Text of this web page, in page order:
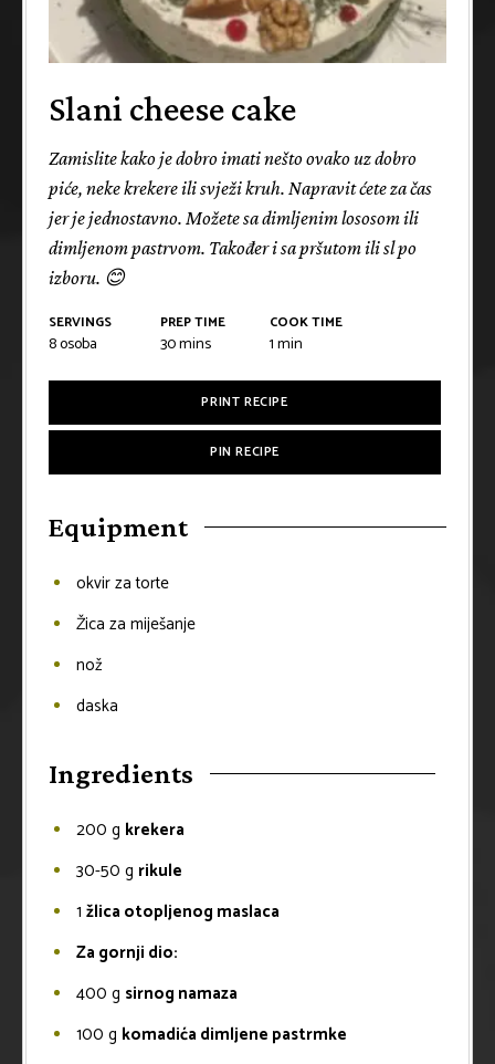
Slani cheese cake
Zamislite kako je dobro imati nešto ovako uz dobro
piće, neke krekere ili svježi kruh. Napravit ćete za čas
jer je jednostavno. Možete sa dimljenim lososom ili
dimljenom pastrvom. Također i sa pršutom ili sl po
izboru. 😊
SERVINGS
8osoba
PREP TIME
30mins
COOK TIME
1min
PRINT RECIPE
PIN RECIPE
Equipment
okvir za torte
Žica za miješanje
nož
daska
Ingredients
200 g krekera
30-50 g rikule
1 žlica otopljenog maslaca
Za gornji dio:
400 g sirnog namaza
100 g komadića dimljene pastrmke